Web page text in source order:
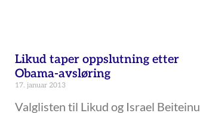
Likud taper oppslutning etter
Obama-avsløring
17. januar 2013
Valglisten til Likud og Israel Beiteinu